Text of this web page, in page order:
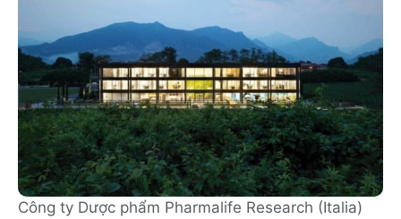
Công ty Dược phẩm Pharmalife Research (Italia)